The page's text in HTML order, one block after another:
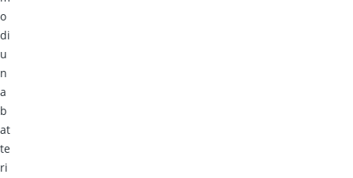
o
di
u
n
a
b
at
te
ri